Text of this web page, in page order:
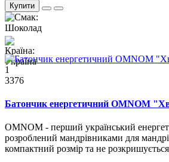
Купити
1
3376
Батончик енергетичний OMNOM
OMNOM - перший український
розроблений мандрівниками для
компактний розмір та не